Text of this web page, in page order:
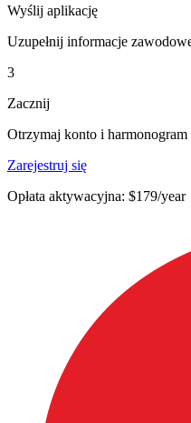
Wyślij aplikację
Uzupełnij informacje
3
Zacznij
Otrzymaj konto i harmonogram
Zarejestruj się
Opłata aktywacyjna: $179/year